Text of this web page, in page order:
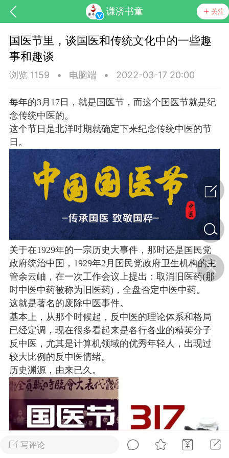
谦济书童 关注
，华夏中医人：家门口的中医人！
节气气象
·特急预警】关
节返乡期间“闪
急提示
0
如何购买【理肺清瘟膏】
【养正护络膏】？
小海（HAi） 2
卫通：内经视角
养要义
0
女子五七，阳明脉衰：女性
养颜首重阳明胃经
写评论
国医节里，谈国医和传统文化中的一些趣
事和趣谈
浏览 1159 • 电脑端 • 2022-03-17 20:00
每年的3月17日，就是国医节，而这个国医节就是纪
念传统中医的。
这个节日是北洋时期就确定下来纪念传统中医的节
日。
关于在1929年的一宗历史大事件，那时还是国民党
政府统治中国，1929年2月国民党政府卫生机构的主
管余云岫，在一次工作会议上提出：取消旧医药(那
时中医中药被称为旧医药)，全盘否定中医中药。
这就是著名的废除中医事件。
基本上，从那个时候起，反中医的理论体系和格局
已经定调，现在很多看起来是各行各业的精英分子
反中医，尤其是计算机领域的优秀年轻人，出现过
较大比例的反中医情绪。
历史渊源，由来已久。